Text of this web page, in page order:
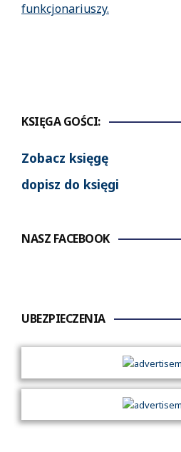
funkcjonariuszy.
KSIĘGA GOŚCI:
Zobacz księgę
dopisz do księgi
NASZ FACEBOOK
UBEZPIECZENIA